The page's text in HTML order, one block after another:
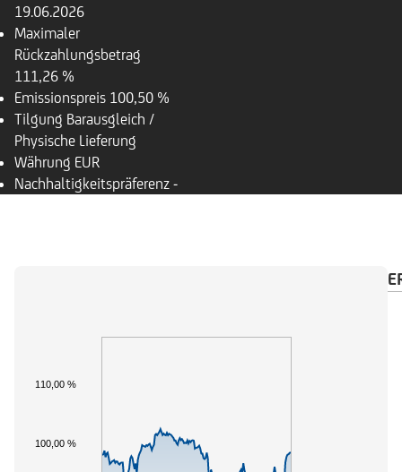
19.06.2026
Maximaler
Rückzahlungsbetrag
111,26 %
Emissionspreis 100,50 %
Tilgung Barausgleich /
Physische Lieferung
Währung EUR
Nachhaltigkeitspräferenz -
100,00 %
110,00 %